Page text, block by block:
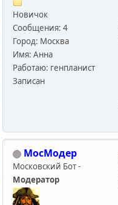
Новичок
Сообщения: 4
Город: Москва
Имя: Анна
Работаю: генпланист
Записан
МосМодер
Московский Бот -
Модератор